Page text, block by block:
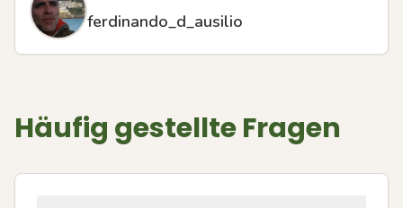
ferdinando_d_ausilio
Häufig gestellte Fragen